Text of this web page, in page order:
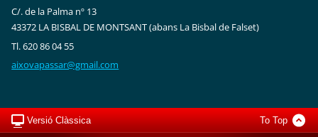
C/. de la Palma nº 13
43372 LA BISBAL DE MONTSANT (abans La Bisbal de Falset)
Tl. 620 86 04 55
aixovapassar@gmail.com
Versió Clàssica To Top